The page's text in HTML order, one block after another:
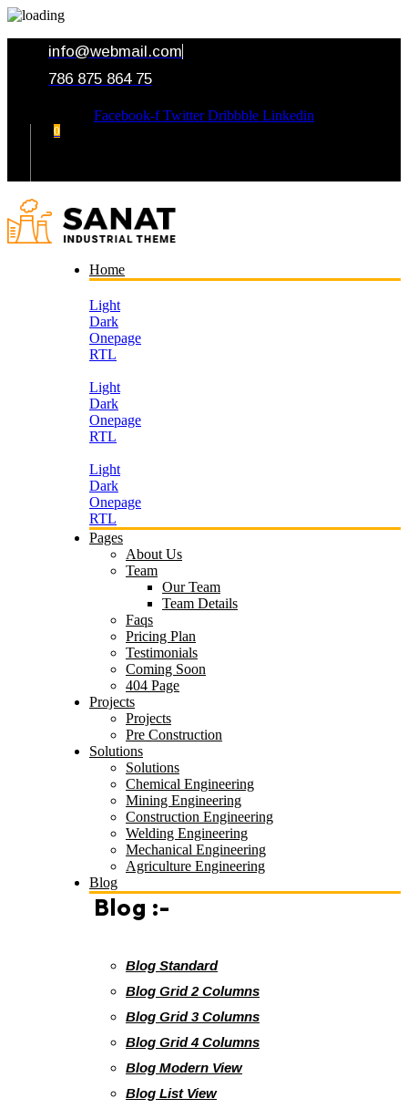
info@webmail.com
786 875 864 75
Facebook-f Twitter Dribbble Linkedin
0
Home
Light
Dark
Onepage
RTL
Light
Dark
Onepage
RTL
Light
Dark
Onepage
RTL
Pages
About Us
Team
Our Team
Team Details
Faqs
Pricing Plan
Testimonials
Coming Soon
404 Page
Projects
Projects
Pre Construction
Solutions
Solutions
Chemical Engineering
Mining Engineering
Construction Engineering
Welding Engineering
Mechanical Engineering
Agriculture Engineering
Blog
Blog :-
Blog Standard
Blog Grid 2 Columns
Blog Grid 3 Columns
Blog Grid 4 Columns
Blog Modern View
Blog List View